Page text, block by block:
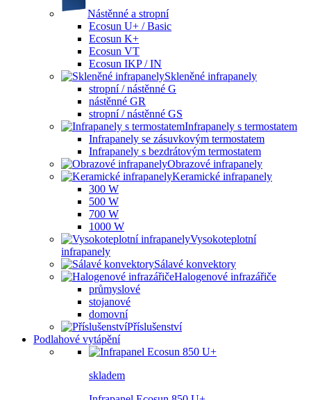
Nástěnné a stropní
Ecosun U+ / Basic
Ecosun K+
Ecosun VT
Ecosun IKP / IN
Skleněné infrapanely
stropní / nástěnné G
nástěnné GR
stropní / nástěnné GS
Infrapanely s termostatem
Infrapanely se zásuvkovým termostatem
Infrapanely s bezdrátovým termostatem
Obrazové infrapanely
Keramické infrapanely
300 W
500 W
700 W
1000 W
Vysokoteplotní
infrapanely
Sálavé konvektory
Halogenové infrazářiče
průmyslové
stojanové
domovní
Příslušenství
Podlahové vytápění
skladem